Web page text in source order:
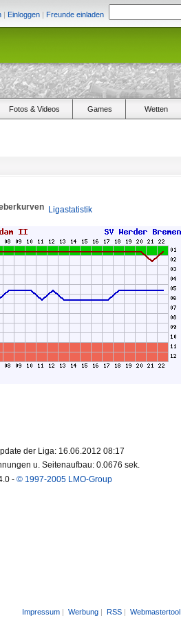
| Einloggen | Freunde einladen
Fotos & Videos Games Wetten
Ligastatistik
der Liga: 16.06.2012 08:17
u. Seitenaufbau: 0.0676 sek.
- © 1997-2005 LMO-Group
Impressum | Werbung | RSS | Webmastertool